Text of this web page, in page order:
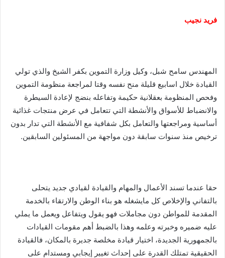
فريد نجيب
المهندس سامح شبل، وكيل وزارة التموين بكفر الشيخ والذي تولي
القيادة خلال اسابيع قليلة منح نفسه وقتا لمراجعة منظومة التموين
وفحص المنظومة بعقلانية حكيمة وتفاعله بنضج لإعادة السيطرة
والانضباط للأسواق والأنشطة التي تتعامل في عرض منتجات غذائية
أساسية ومراجعتها والتعامل بكل شفافية مع الأنشطة التي تدار بدون
ترخيص منذ سنوات سابقة دون مواجهة من المسئولين السابقين.
حقا عندما تسند الأعمال والمهام والقيادة لقيادي جديد يتحلى
بالتفاني والإخلاص كل مايشغله هو بناء الوطن والارتقاء بالخدمة
المقدمة للمواطن دون مجاملات فهو يقول ويتفاعل ويعمل ما يملي
عليه ضميره وخبرته وعلمه وهذا بالضبط أهم مقومات القيادات
بالجمهورية الجديدة، اختيار قيادة مخلصة جديرة بالمكان، فالقيادة
الحقيقية تمتلك القدرة على إحداث تغيير إيجابي ومستدام على